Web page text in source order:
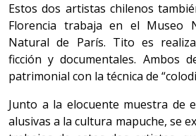
Estos dos artistas chilenos
Florencia trabaja en el Museo
Natural de París. Tito es
ficción y documentales. Ambos
patrimonial con la técnica de
Junto a la elocuente muestra de
alusivas a la cultura mapuche, se